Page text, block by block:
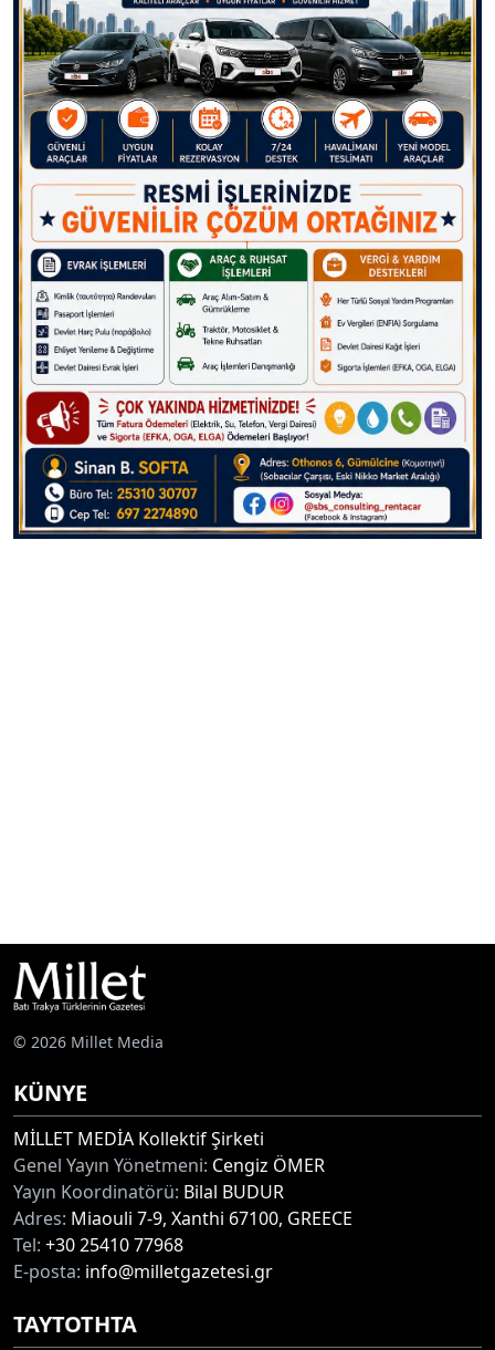
© 2026 Millet Media
KÜNYE
MİLLET MEDİA Kollektif Şirketi
Genel Yayın Yönetmeni: Cengiz ÖMER
Yayın Koordinatörü: Bilal BUDUR
Adres: Miaouli 7-9, Xanthi 67100, GREECE
Tel: +30 25410 77968
E-posta: info@milletgazetesi.gr
ΤΑΥΤΟΤΗΤΑ